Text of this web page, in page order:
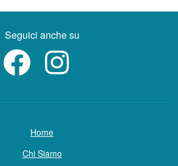
Seguici anche su
Home
Chi Siamo